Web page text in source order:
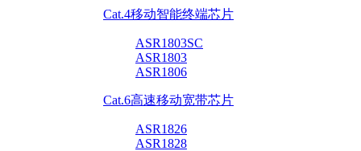
Cat.4移动智能终端芯片
ASR1803SC
ASR1803
ASR1806
Cat.6高速移动宽带芯片
ASR1826
ASR1828